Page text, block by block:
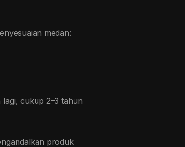
medan:
lagi, cukup 2–3 tahun
produk